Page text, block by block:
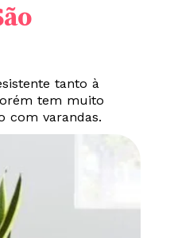
tanto à
tem muito
com varandas.